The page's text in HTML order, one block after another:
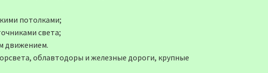
потолками;
света;
движением.
облавтодоры и железные дороги, крупные